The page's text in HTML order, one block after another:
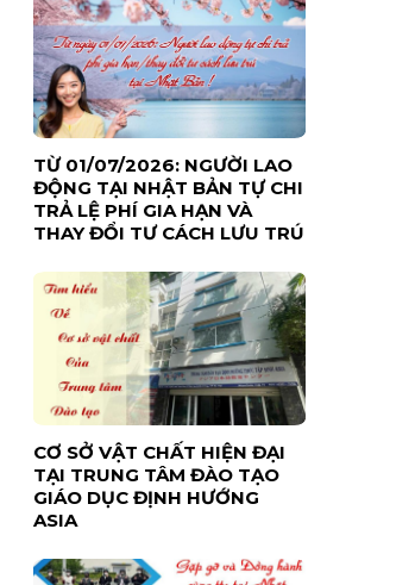
TỪ 01/07/2026: NGƯỜI LAO
ĐỘNG TẠI NHẬT BẢN TỰ CHI
TRẢ LỆ PHÍ GIA HẠN VÀ
THAY ĐỔI TƯ CÁCH LƯU TRÚ
CƠ SỞ VẬT CHẤT HIỆN ĐẠI
TẠI TRUNG TÂM ĐÀO TẠO
GIÁO DỤC ĐỊNH HƯỚNG
ASIA